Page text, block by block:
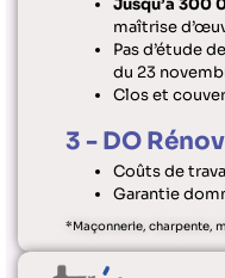
Jusqu’à 300
maîtrise
Pas d’étude
du 23
Clos et
3 - DO
Coûts de
Garantie
*Maçonnerie, charpente,